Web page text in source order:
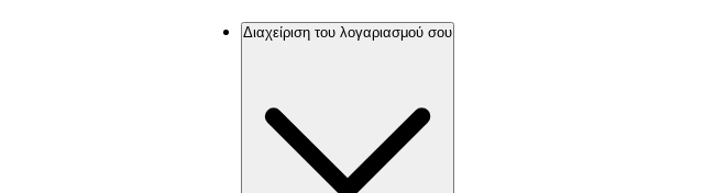
Διαχείριση του λογαριασμού σου